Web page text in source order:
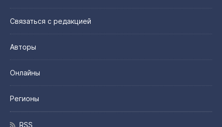
Связаться с редакцией
Авторы
Онлайны
Регионы
RSS